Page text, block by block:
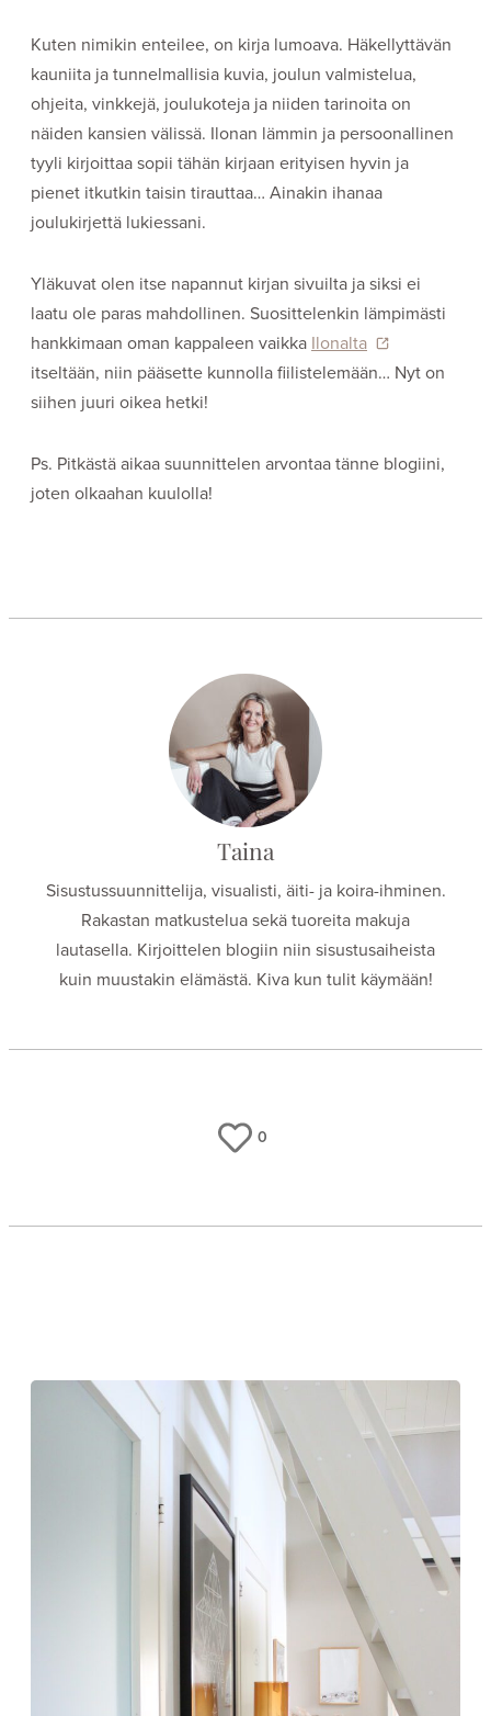
Kuten nimikin enteilee, on kirja lumoava. Häkellyttävän
kauniita ja tunnelmallisia kuvia, joulun valmistelua,
ohjeita, vinkkejä, joulukoteja ja niiden tarinoita on
näiden kansien välissä. Ilonan lämmin ja persoonallinen
tyyli kirjoittaa sopii tähän kirjaan erityisen hyvin ja
pienet itkutkin taisin tirauttaa… Ainakin ihanaa
joulukirjettä lukiessani.
Yläkuvat olen itse napannut kirjan sivuilta ja siksi ei
laatu ole paras mahdollinen. Suosittelenkin lämpimästi
hankkimaan oman kappaleen vaikka Ilonalta
itseltään, niin pääsette kunnolla fiilistelemään… Nyt on
siihen juuri oikea hetki!
Ps. Pitkästä aikaa suunnittelen arvontaa tänne blogiini,
joten olkaahan kuulolla!
Taina
Sisustussuunnittelija, visualisti, äiti- ja koira-ihminen.
Rakastan matkustelua sekä tuoreita makuja
lautasella. Kirjoittelen blogiin niin sisustusaiheista
kuin muustakin elämästä. Kiva kun tulit käymään!
0